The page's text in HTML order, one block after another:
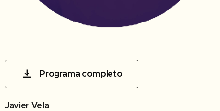
Programa completo
Javier Vela